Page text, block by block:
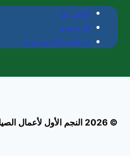
إتصل بنا
الرئيسية
سياسة الخصوصية
© 2026 النجم الأول لأعمال الصيانة العامة بالإمارات